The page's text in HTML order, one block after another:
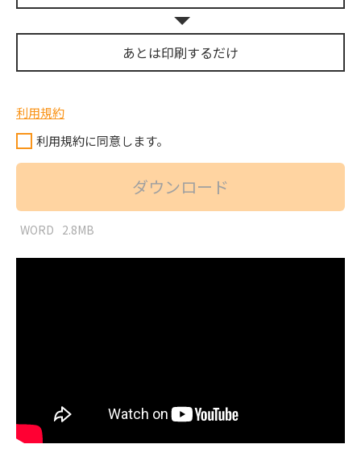
あとは印刷するだけ
利用規約
利用規約に同意します。
ダウンロード
WORD 2.8MB